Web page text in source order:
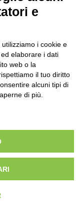
minimo per
terzi dei votanti.
la riduzione
a 500 USD.
ogni anno i
i Campionati
due anni, mentre
olimpico).
A SEGNO
e
i cookie e
elaborare i dati
web o la
il tuo diritto
alcuni tipi di
di più.